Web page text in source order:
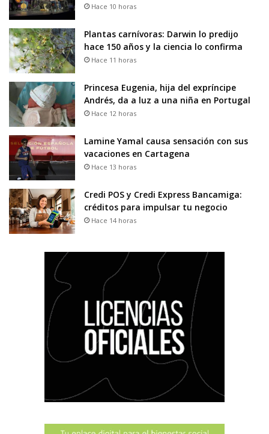
Hace 10 horas
Plantas carnívoras: Darwin lo predijo
hace 150 años y la ciencia lo confirma
Hace 11 horas
Princesa Eugenia, hija del expríncipe
Andrés, da a luz a una niña en Portugal
Hace 12 horas
Lamine Yamal causa sensación con sus
vacaciones en Cartagena
Hace 13 horas
Credi POS y Credi Express Bancamiga:
créditos para impulsar tu negocio
Hace 14 horas